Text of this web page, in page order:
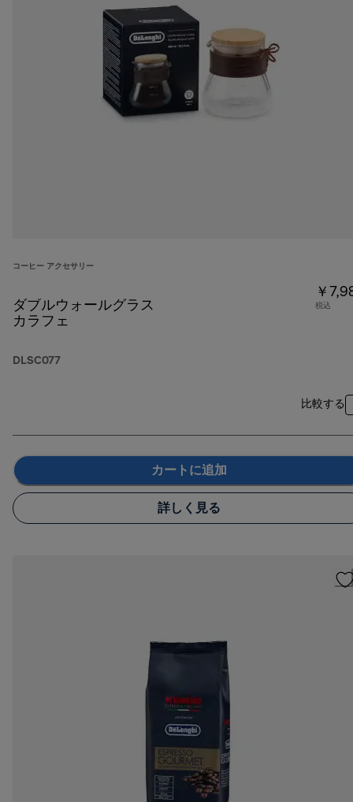
コーヒー アクセサリー
ダブルウォールグラス
カラフェ
DLSC077
￥
税込
比較する
カートに追加
詳しく見る